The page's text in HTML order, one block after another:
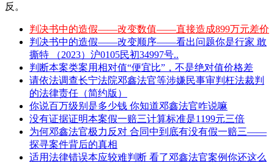
反。
判决书中的造假——改变数值——直接造成899万元差价
判决书中的造假——改变顺序——看出问题你是行家 敢
撕特 （2023）沪0105民初34997号..
判断本案类案用相对值“便宜比”，不是绝对值价格差
请依法调查长宁法院邓鑫法官等涉嫌民事审判枉法裁判
的法律责任（简约版）
你说百万级别是多少钱 你知道邓鑫法官咋说嘛
没有证据证明本案假一赔三计算标准是1199元三倍
为何邓鑫法官极力反对 合同中到底有没有假一赔三——
探寻案件背后的真相
适用法律错误本应较难判断 看了邓鑫法官案例你还这么